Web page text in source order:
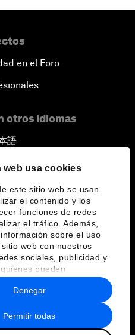
web usa cookies
este sitio web se usan
el contenido y los
funciones de redes
el tráfico. Además,
sobre el uso
web con nuestros
sociales, publicidad y
pueden
otra información que les
o que hayan
del uso que haya
servicios.
Permitir todas
Denegar
en el Foro
otros idiomas
語